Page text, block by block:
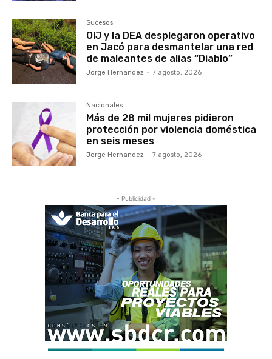
Sucesos
OIJ y la DEA desplegaron operativo
en Jacó para desmantelar una red
de maleantes de alias “Diablo”
Jorge Hernandez - 7 agosto, 2026
Nacionales
Más de 28 mil mujeres pidieron
protección por violencia doméstica
en seis meses
Jorge Hernandez - 7 agosto, 2026
- Publicidad -